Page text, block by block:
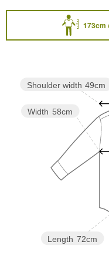
173cm
Length 72cm
Width 58cm
Shoulder width 49cm